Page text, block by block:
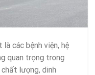
các bệnh viện, hệ
quan trọng trong
lượng, dinh